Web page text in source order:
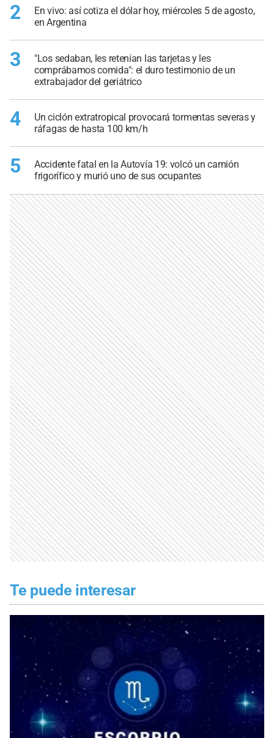
2
En vivo: así cotiza el dólar hoy, miércoles 5 de agosto,
en Argentina
3
"Los sedaban, les retenían las tarjetas y les
comprábamos comida": el duro testimonio de un
extrabajador del geriátrico
4
Un ciclón extratropical provocará tormentas severas y
ráfagas de hasta 100 km/h
5
Accidente fatal en la Autovía 19: volcó un camión
frigorífico y murió uno de sus ocupantes
Te puede interesar